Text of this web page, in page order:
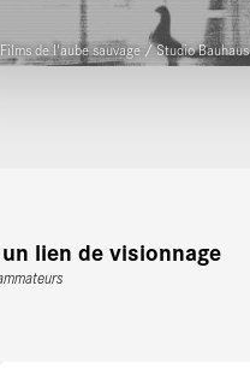
de l'aube sauvage / Studio Bauhaus
lien de visionnage